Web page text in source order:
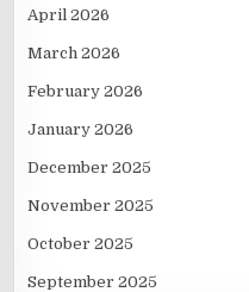
April 2026
March 2026
February 2026
January 2026
December 2025
November 2025
October 2025
September 2025